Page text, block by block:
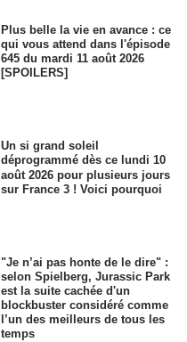
Plus belle la vie en avance : ce
qui vous attend dans l'épisode
645 du mardi 11 août 2026
[SPOILERS]
Un si grand soleil
déprogrammé dès ce lundi 10
août 2026 pour plusieurs jours
sur France 3 ! Voici pourquoi
"Je n’ai pas honte de le dire" :
selon Spielberg, Jurassic Park
est la suite cachée d'un
blockbuster considéré comme
l’un des meilleurs de tous les
temps